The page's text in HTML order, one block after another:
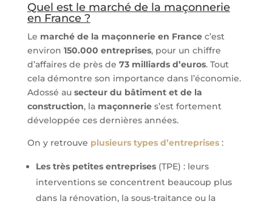
Quel est le marché de la maçonnerie
en France ?
Le marché de la maçonnerie en Francec’est
environ 150.000 entreprises, pour un chiffre
d’affaires de près de 73 milliards d’euros. Tout
cela démontre son importance dans l’économie.
Adossé au secteur du bâtiment et de la
construction, la maçonneries’est fortement
développée ces dernières années.
On y retrouve plusieurs types d’entreprises:
Les très petites entreprises(TPE) : leurs
interventions se concentrent beaucoup plus
dans la rénovation, la sous-traitance ou la